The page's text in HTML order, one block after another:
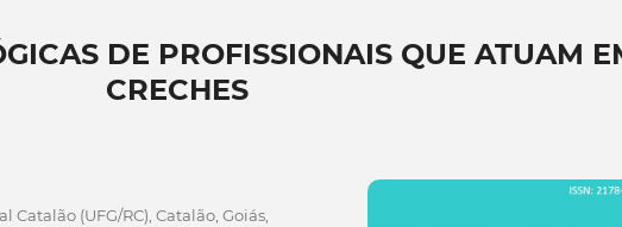
DE PROFISSIONAIS QUE ATUAM
CRECHES
(UFG/RC), Catalão, Goiás,